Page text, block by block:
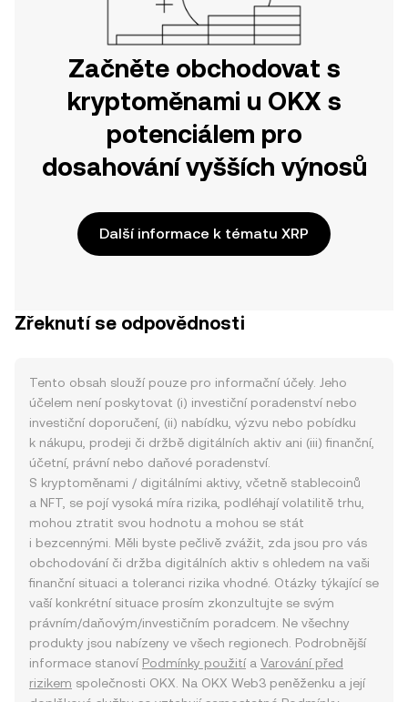
Začněte obchodovat s
kryptoměnami u OKX s
potenciálem pro
dosahování vyšších výnosů
Další informace k tématu XRP
Zřeknutí se odpovědnosti
Tento obsah slouží pouze pro informační účely. Jeho
účelem není poskytovat (i) investiční poradenství nebo
investiční doporučení, (ii) nabídku, výzvu nebo pobídku
k nákupu, prodeji či držbě digitálních aktiv ani (iii) finanční,
účetní, právní nebo daňové poradenství.
S kryptoměnami / digitálními aktivy, včetně stablecoinů
a NFT, se pojí vysoká míra rizika, podléhají volatilitě trhu,
mohou ztratit svou hodnotu a mohou se stát
i bezcennými. Měli byste pečlivě zvážit, zda jsou pro vás
obchodování či držba digitálních aktiv s ohledem na vaši
finanční situaci a toleranci rizika vhodné. Otázky týkající se
vaší konkrétní situace prosím zkonzultujte se svým
právním/daňovým/investičním poradcem. Ne všechny
produkty jsou nabízeny ve všech regionech. Podrobnější
informace stanoví Podmínky použitía Varování před
rizikem společnosti OKX. Na OKX Web3 peněženku a její